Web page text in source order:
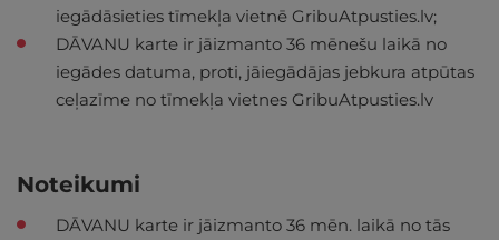
iegādāsieties tīmekļa vietnē GribuAtpusties.lv;
DĀVANU karte ir jāizmanto 36 mēnešu laikā no
iegādes datuma, proti, jāiegādājas jebkura atpūtas
ceļazīme no tīmekļa vietnes GribuAtpusties.lv
Noteikumi
DĀVANU karte ir jāizmanto 36 mēn. laikā no tās